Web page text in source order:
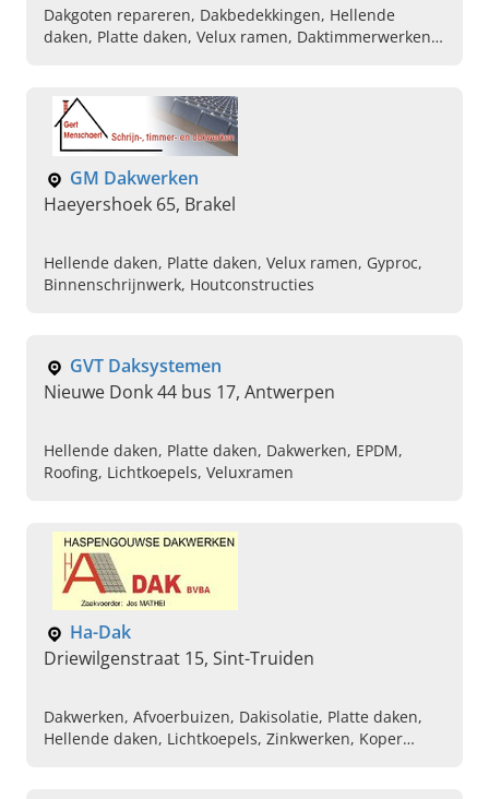
Dakgoten repareren, Dakbedekkingen, Hellende
daken, Platte daken, Velux ramen, Daktimmerwerken,
GM Dakwerken
Haeyershoek 65, Brakel
Hellende daken, Platte daken, Velux ramen, Gyproc,
Binnenschrijnwerk, Houtconstructies
GVT Daksystemen
Nieuwe Donk 44 bus 17, Antwerpen
Hellende daken, Platte daken, Dakwerken, EPDM,
Roofing, Lichtkoepels, Veluxramen
Ha-Dak
Driewilgenstraat 15, Sint-Truiden
Dakwerken, Afvoerbuizen, Dakisolatie, Platte daken,
Hellende daken, Lichtkoepels, Zinkwerken, Koper